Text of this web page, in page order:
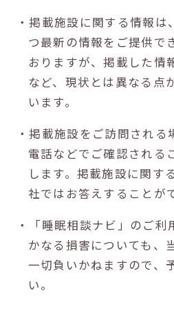
・掲載施設に関する情報は
つ最新の情報をご提供で
おりますが、掲載した情
など、現状とは異なる点
います。
・掲載施設をご訪問される
電話などでご確認される
します。掲載施設に関す
社ではお答えすることが
・「睡眠相談ナビ」のご利
かなる損害についても、
一切負いかねますので、
い。